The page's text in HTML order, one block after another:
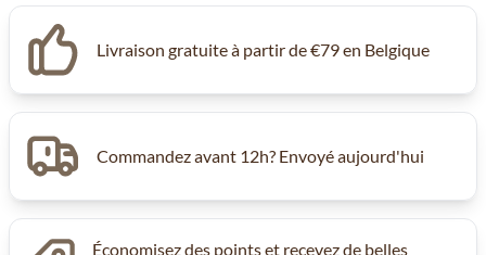
Livraison gratuite à partir de €79 en Belgique
Commandez avant 12h? Envoyé aujourd'hui
Économisez des points et recevez de belles